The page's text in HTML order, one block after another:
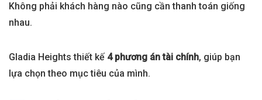
Không phải khách hàng nào cũng cần thanh toán giống
nhau.
Gladia Heights thiết kế 4 phương án tài chính, giúp bạn
lựa chọn theo mục tiêu của mình.